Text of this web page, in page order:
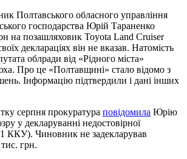
Полтавського обласного управління
господарства Юрій Тараненко
на позашляховик Toyota Land Cruiser
деклараціях він не вказав. Натомість
облради від «Рідного міста»
Про це «Полтавщині» стало відомо з
Інформацію підтвердили і дані інших
серпня прокуратура повідомила Юрію
у декларуванні недостовірної
1 ККУ). Чиновник не задекларував
грн.